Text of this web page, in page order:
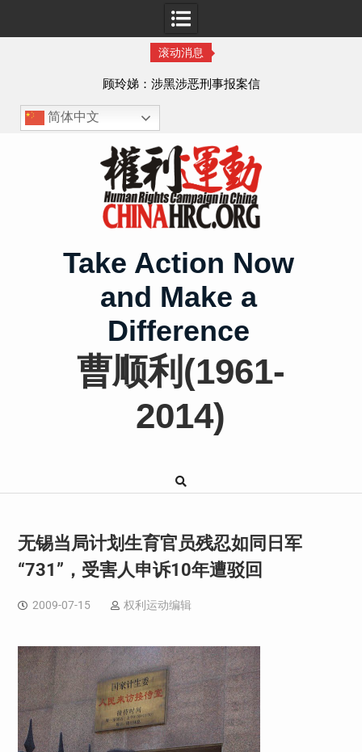
滚动消息
顾玲娣：涉黑涉恶刑事报案信
简体中文
Take Action Now
and Make a
Difference
曹顺利(1961-
2014)
无锡当局计划生育官员残忍如同日军
“731”，受害人申诉10年遭驳回
2009-07-15 权利运动编辑